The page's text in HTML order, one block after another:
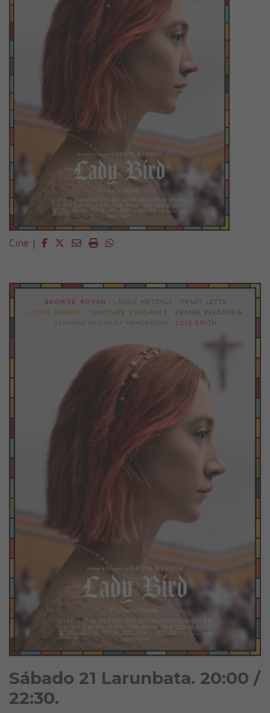
Cine | Facebook
Twitter
EmailImprimirWhatsapp
Sábado 21 Larunbata. 20:00 /
22:30.